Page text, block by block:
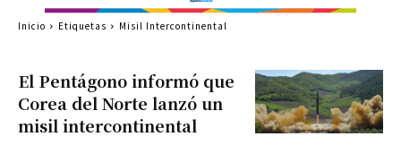
El Pentágono informó que
Corea del Norte lanzó un
misil intercontinental
Inicio Etiquetas Misil Intercontinental